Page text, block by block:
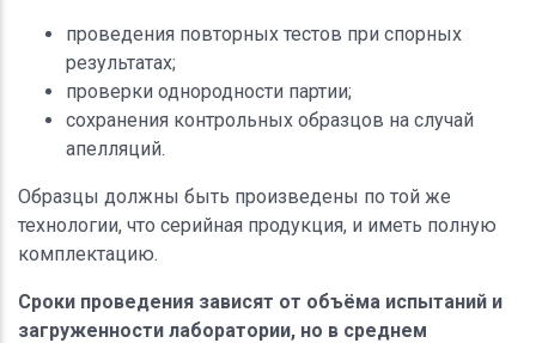
проведения повторных тестов при спорных
результатах;
проверки однородности партии;
сохранения контрольных образцов на случай
апелляций.
Образцы должны быть произведены по той же
технологии, что серийная продукция, и иметь полную
комплектацию.
Сроки проведения зависят от объёма испытаний и
загруженности лаборатории, но в среднем